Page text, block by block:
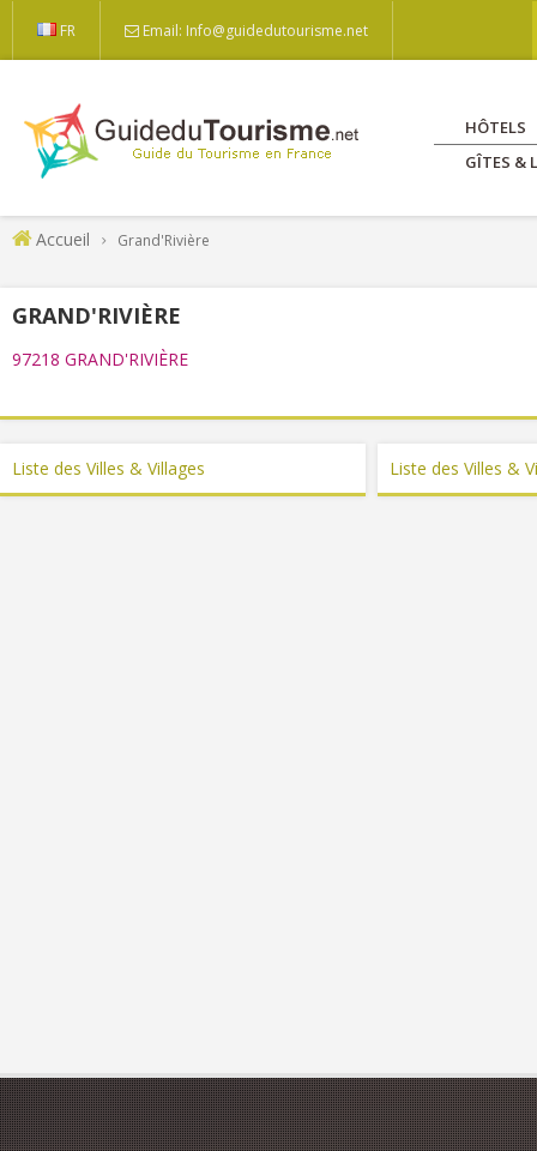
FR Email: Info@guidedutourisme.net
HÔTELS
GÎTES &
Accueil Grand'Rivière
GRAND'RIVIÈRE
97218 GRAND'RIVIÈRE
Liste des Villes & Villages Liste des Villes &